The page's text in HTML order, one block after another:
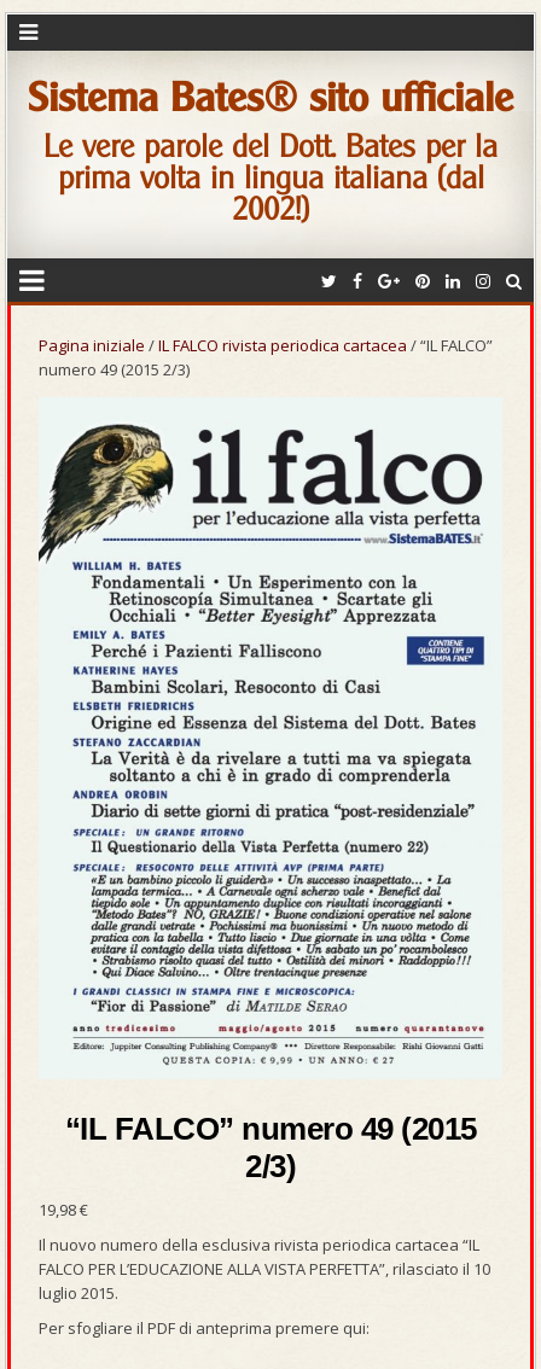
Sistema Bates® sito ufficiale
Le vere parole del Dott. Bates per la
prima volta in lingua italiana (dal
2002!)
Pagina iniziale /IL FALCO rivista periodica cartacea / “IL FALCO”
numero 49 (2015 2/3)
“IL FALCO” numero 49 (2015
2/3)
19,98€
Il nuovo numero della esclusiva rivista periodica cartacea “IL
FALCO PER L’EDUCAZIONE ALLA VISTA PERFETTA”, rilasciato il 10
luglio 2015.
Per sfogliare il PDF di anteprima premere qui: